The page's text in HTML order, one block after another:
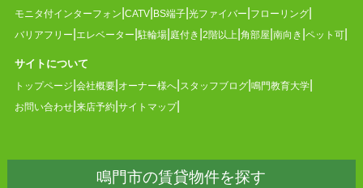
モニタ付インターフォン CATV BS端子 光ファイバー フローリング
バリアフリー エレベーター 駐輪場 庭付き 2階以上 角部屋 南向き ペット可
サイトについて
トップページ 会社概要 オーナー様へ スタッフブログ 鳴門教育大学
お問い合わせ 来店予約 サイトマップ
鳴門市の賃貸物件を探す